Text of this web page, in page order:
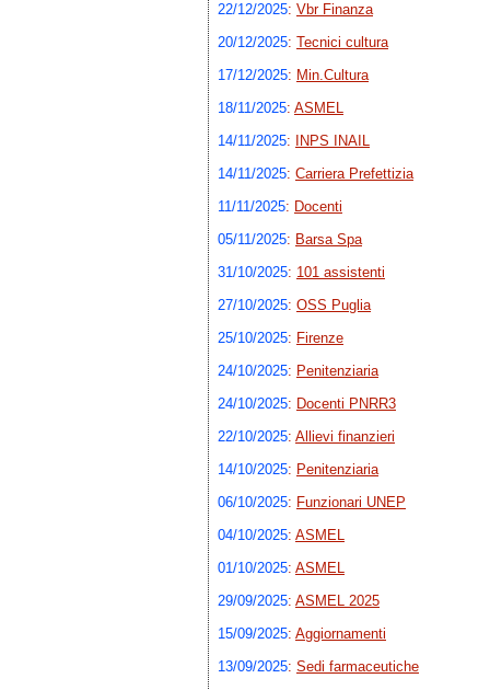
22/12/2025: Vbr Finanza
20/12/2025: Tecnici cultura
17/12/2025: Min.Cultura
18/11/2025: ASMEL
14/11/2025:
INPS INAIL
14/11/2025: Carriera Prefettizia
11/11/2025: Docenti
05/11/2025: Barsa Spa
31/10/2025: 101 assistenti
27/10/2025: OSS Puglia
25/10/2025: Firenze
24/10/2025: Penitenziaria
24/10/2025: Docenti PNRR3
22/10/2025: Allievi finanzieri
14/10/2025: Penitenziaria
06/10/2025: Funzionari UNEP
04/10/2025: ASMEL
01/10/2025: ASMEL
29/09/2025: ASMEL 2025
15/09/2025: Aggiornamenti
13/09/2025: Sedi farmaceutiche